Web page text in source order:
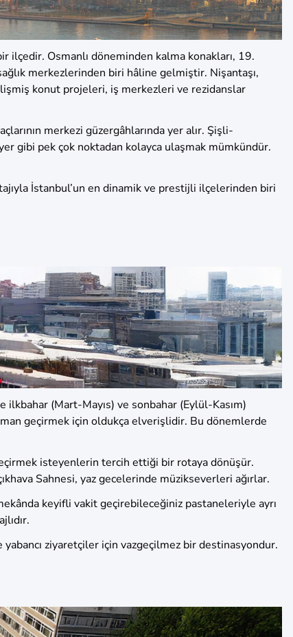
ilçedir. Osmanlı döneminden kalma konakları, 19.
merkezlerinden biri hâline gelmiştir. Nişantaşı,
konut projeleri, iş merkezleri ve rezidanslar
merkezi güzergâhlarında yer alır. Şişli-
gibi pek çok noktadan kolayca ulaşmak mümkündür.
İstanbul’un en dinamik ve prestijli ilçelerinden biri
(Mart-Mayıs) ve sonbahar (Eylül-Kasım)
geçirmek için oldukça elverişlidir. Bu dönemlerde
isteyenlerin tercih ettiği bir rotaya dönüşür.
Sahnesi, yaz gecelerinde müzikseverleri ağırlar.
keyifli vakit geçirebileceğiniz pastaneleriyle ayrı
ziyaretçiler için vazgeçilmez bir destinasyondur.